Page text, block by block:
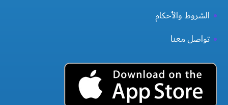
الشروط والأحكام
تواصل معنا